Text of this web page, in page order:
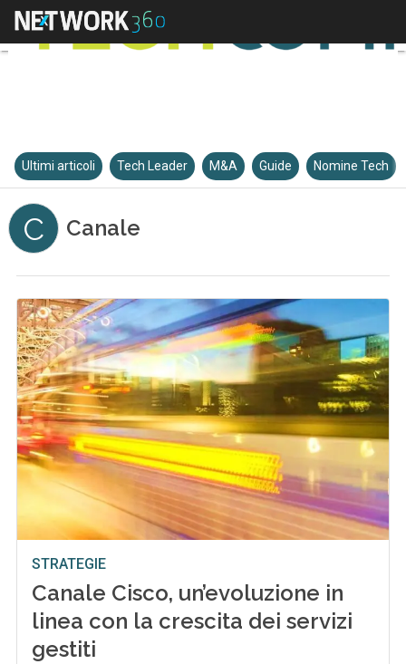
Ultimi articoli Tech Leader M&A Guide Nomine Tech
C Canale
STRATEGIE
Canale Cisco, un’evoluzione in
linea con la crescita dei servizi
gestiti